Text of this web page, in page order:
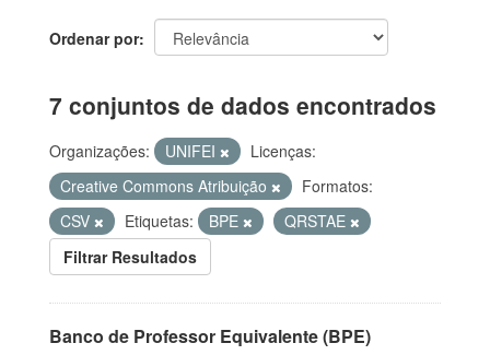
Ordenar por
7 conjuntos de dados encontrados
Organizações: UNIFEI
Licenças:
Creative Commons Atribuição
Formatos:
CSV
Etiquetas: BPE
QRSTAE
Filtrar Resultados
Banco de Professor Equivalente (BPE)